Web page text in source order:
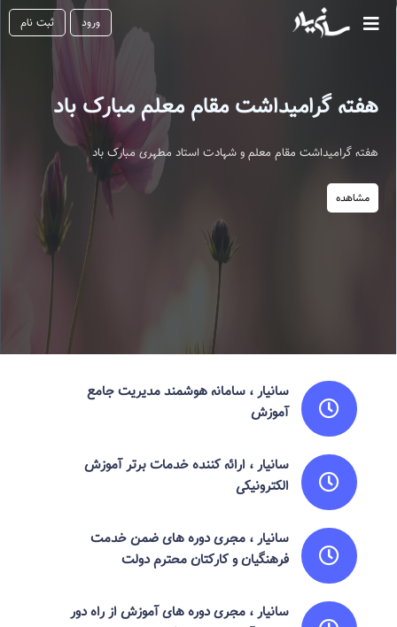
ورود ثبت نام
هفته گرامیداشت مقام معلم مبارک باد
هفته گرامیداشت مقام معلم و شهادت استاد مطهری مبارک باد
مشاهده
سانیار ، سامانه هوشمند مدیریت جامع
آموزش
سانیار ، ارائه کننده خدمات برتر آموزش
الکترونیکی
سانیار ، مجری دوره های ضمن خدمت
فرهنگیان و کارکتان محترم دولت
سانیار ، مجری دوره های آموزش از راه دور